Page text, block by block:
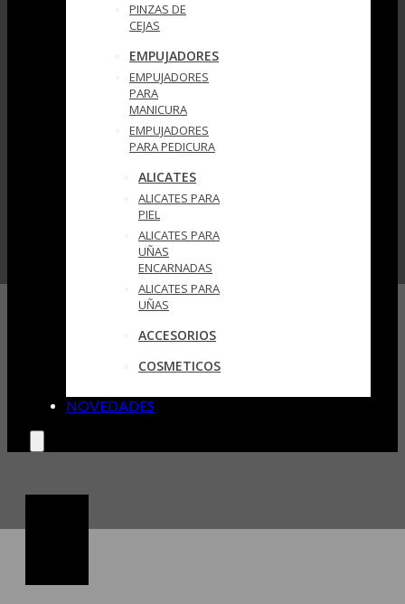
PINZAS DE
CEJAS
EMPUJADORES
EMPUJADORES
PARA
MANICURA
EMPUJADORES
PARA PEDICURA
ALICATES
ALICATES PARA
PIEL
ALICATES PARA
UÑAS
ENCARNADAS
ALICATES PARA
UÑAS
ACCESORIOS
COSMETICOS
NOVEDADES